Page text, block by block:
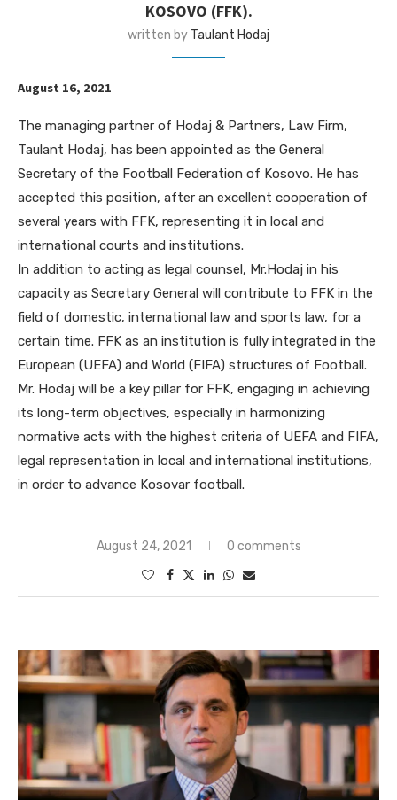
KOSOVO (FFK).
written by Taulant Hodaj
August 16, 2021
The managing partner of Hodaj & Partners, Law Firm,
Taulant Hodaj, has been appointed as the General
Secretary of the Football Federation of Kosovo. He has
accepted this position, after an excellent cooperation of
several years with FFK, representing it in local and
international courts and institutions.
In addition to acting as legal counsel, Mr.Hodaj in his
capacity as Secretary General will contribute to FFK in the
field of domestic, international law and sports law, for a
certain time. FFK as an institution is fully integrated in the
European (UEFA) and World (FIFA) structures of Football.
Mr. Hodaj will be a key pillar for FFK, engaging in achieving
its long-term objectives, especially in harmonizing
normative acts with the highest criteria of UEFA and FIFA,
legal representation in local and international institutions,
in order to advance Kosovar football.
August 24, 2021 0 comments